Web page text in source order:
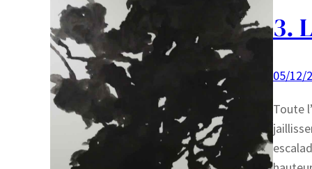
3.
05/12/
Toute